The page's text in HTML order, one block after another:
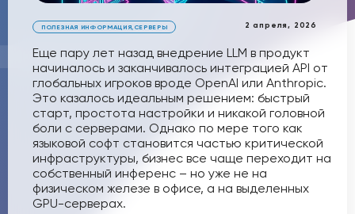
2 апреля, 2026
ПОЛЕЗНАЯ ИНФОРМАЦИЯ, СЕРВЕРЫ
Еще пару лет назад внедрение LLM в продукт
начиналось и заканчивалось интеграцией API от
глобальных игроков вроде OpenAI или Anthropic.
Это казалось идеальным решением: быстрый
старт, простота настройки и никакой головной
боли с серверами. Однако по мере того как
языковой софт становится частью критической
инфраструктуры, бизнес все чаще переходит на
собственный инференс – но уже не на
физическом железе в офисе, а на выделенных
GPU-серверах.